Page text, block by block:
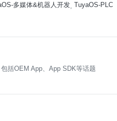
多媒体&机器人开发 TuyaOS-PLC
括OEM App、App SDK等话题